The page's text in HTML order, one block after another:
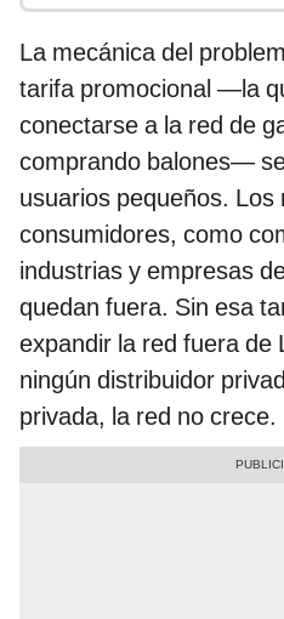
La mecánica del
tarifa promocional —la
conectarse a la red de
comprando balones—
usuarios pequeños. Los
consumidores, como
industrias y empresas
quedan fuera. Sin esa
expandir la red fuera de
ningún distribuidor
privada, la red no crece.